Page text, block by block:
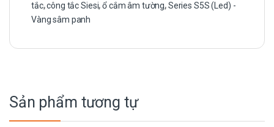
tắc,công tắc Siesi,ổ cắm âm tường,Series S5S (Led) -
Vàng sâm panh
Sản phẩm tương tự